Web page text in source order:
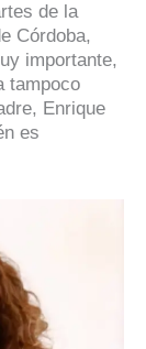
de la
Córdoba,
importante,
tampoco
Enrique
es